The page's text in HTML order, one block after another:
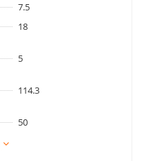
7.5
18
5
114.3
50